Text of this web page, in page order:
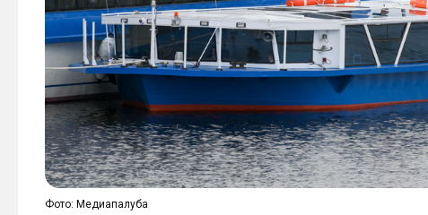
Фото: Медиапалуба